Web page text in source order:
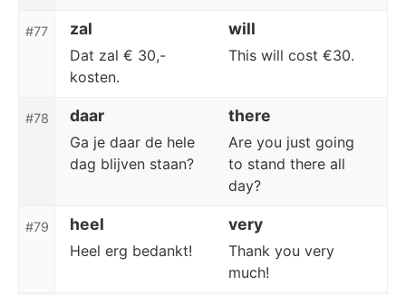
#77 zal will
Dat zal € 30,-
kosten.
This will cost €30.
#78 daar there
Ga je daar de hele
dag blijven staan?
Are you just going
to stand there all
day?
#79 heel very
Heel erg bedankt!
Thank you very
much!